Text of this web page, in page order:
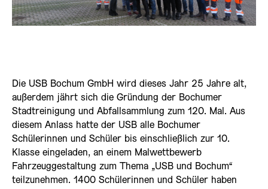
Die USB Bochum GmbH wird dieses Jahr 25 Jahre alt,
außerdem jährt sich die Gründung der Bochumer
Stadtreinigung und Abfallsammlung zum 120. Mal. Aus
diesem Anlass hatte der USB alle Bochumer
Schülerinnen und Schüler bis einschließlich zur 10.
Klasse eingeladen, an einem Malwettbewerb
Fahrzeuggestaltung zum Thema „USB und Bochum“
teilzunehmen. 1400 Schülerinnen und Schüler haben